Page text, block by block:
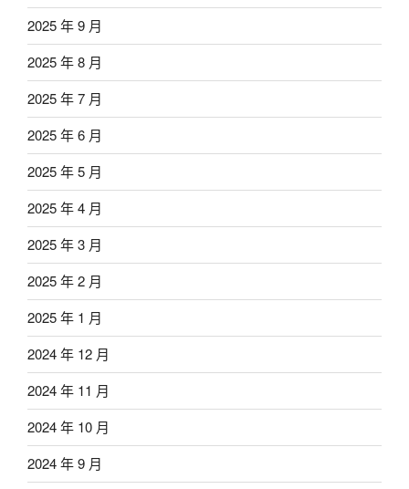
2025 年 9 月
2025 年 8 月
2025 年 7 月
2025 年 6 月
2025 年 5 月
2025 年 4 月
2025 年 3 月
2025 年 2 月
2025 年 1 月
2024 年 12 月
2024 年 11 月
2024 年 10 月
2024 年 9 月